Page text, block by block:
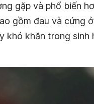
gặp và phổ biến
gồm đau và cứng
khó khăn trong sinh